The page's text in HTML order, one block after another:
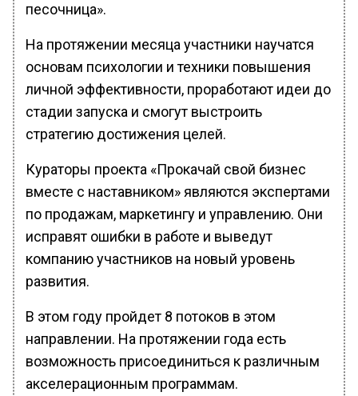
песочница».
На протяжении месяца участники научатся
основам психологии и техники повышения
личной эффективности, проработают идеи до
стадии запуска и смогут выстроить
стратегию достижения целей.
Кураторы проекта «Прокачай свой бизнес
вместе с наставником» являются экспертами
по продажам, маркетингу и управлению. Они
исправят ошибки в работе и выведут
компанию участников на новый уровень
развития.
В этом году пройдет 8 потоков в этом
направлении. На протяжении года есть
возможность присоединиться к различным
акселерационным программам.